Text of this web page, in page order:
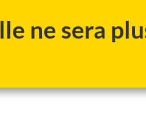
ne sera